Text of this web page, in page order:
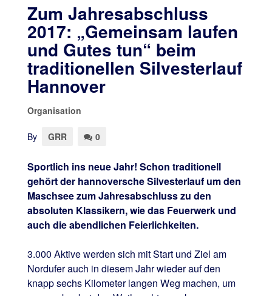
Zum Jahresabschluss
2017: „Gemeinsam laufen
und Gutes tun“ beim
traditionellen Silvesterlauf
Hannover
Organisation
By GRR 0
Sportlich ins neue Jahr! Schon traditionell
gehört der hannoversche Silvesterlauf um den
Maschsee zum Jahresabschluss zu den
absoluten Klassikern, wie das Feuerwerk und
auch die abendlichen Feierlichkeiten.
3.000 Aktive werden sich mit Start und Ziel am
Nordufer auch in diesem Jahr wieder auf den
knapp sechs Kilometer langen Weg machen, um